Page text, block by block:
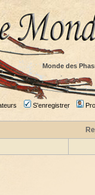
Monde des
S'enregistrer